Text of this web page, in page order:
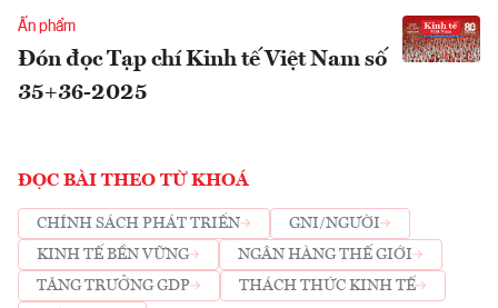
Ấn phẩm
Đón đọc Tạp chí Kinh tế Việt Nam số
35+36-2025
ĐỌC BÀI THEO TỪ KHOÁ
CHÍNH SÁCH PHÁT TRIỂN
GNI/NGƯỜI
KINH TẾ BỀN VỮNG
NGÂN HÀNG THẾ GIỚI
TĂNG TRƯỞNG GDP
THÁCH THỨC KINH TẾ